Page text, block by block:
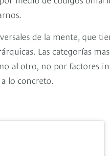
de la mente, que
Las categorías
al otro, no por factores
lo concreto.